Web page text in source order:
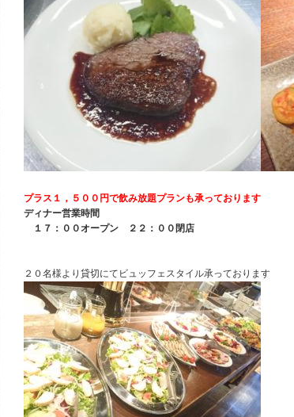
プラス１，５００円で飲み放題プランも承っております
ディナー営業時間
１７：００オープン ２２：００閉店
２０名様より貸切にてビュッフェスタイル承っております